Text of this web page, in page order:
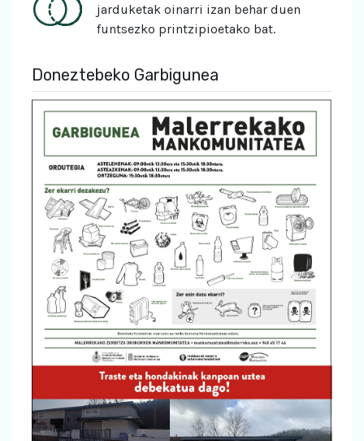
jarduketak oinarri izan behar duen
funtsezko printzipioetako bat.
Doneztebeko Garbigunea